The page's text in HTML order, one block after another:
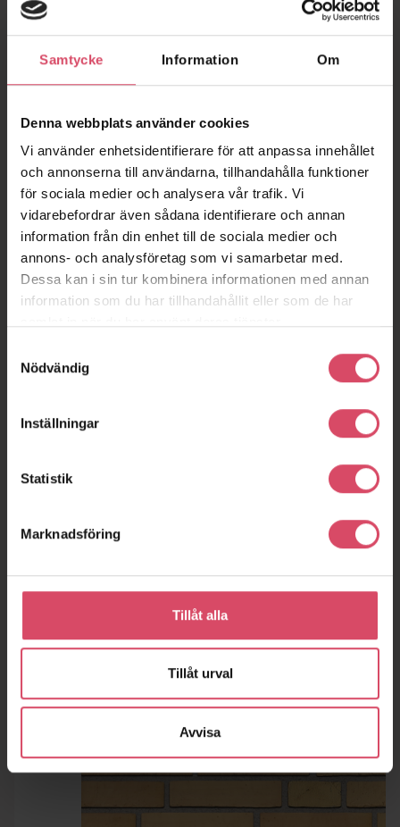
Samtycke Information Om
Denna webbplats använder cookies
Vi använder enhetsidentifierare för att anpassa innehållet
och annonserna till användarna, tillhandahålla funktioner
för sociala medier och analysera vår trafik. Vi
vidarebefordrar även sådana identifierare och annan
information från din enhet till de sociala medier och
annons- och analysföretag som vi samarbetar med.
Dessa kan i sin tur kombinera informationen med annan
information som du har tillhandahållit eller som de har
Nödvändig
Inställningar
Statistik
Marknadsföring
Tillåt alla
Tillåt urval
Avvisa
hittar en beskrivning över hur du lägger in bilden i ditt 3D-
program, underBIM.